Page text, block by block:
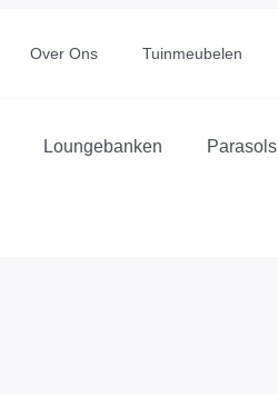
Over Ons Tuinmeubelen
Loungebanken Parasols